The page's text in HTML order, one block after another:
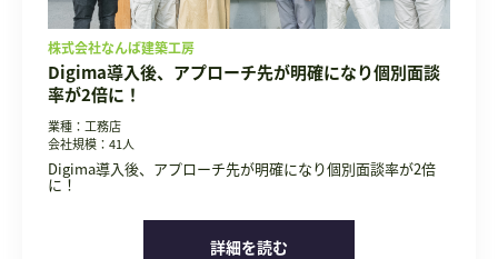
株式会社なんば建築工房
Digima導入後、アプローチ先が明確になり個別面談
率が2倍に！
業種：工務店
会社規模：41人
Digima導入後、アプローチ先が明確になり個別面談率が2倍
に！
詳細を読む